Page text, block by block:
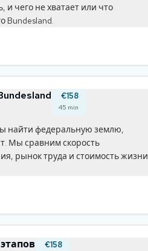
и чего не хватает или что
Bundesland.
€158
45 min
найти федеральную землю,
Мы сравним скорость
рынок труда и стоимость жизни
€158